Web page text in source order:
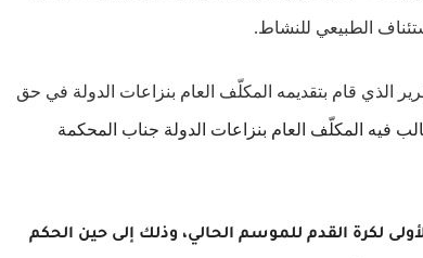
الطبيعي للنشاط.
الذي قام بتقديمه المكلّف العام بنزاعات الدولة في حق
فيه المكلّف العام بنزاعات الدولة جناب المحكمة
لكرة القدم للموسم الحالي، وذلك إلى حين الحكم